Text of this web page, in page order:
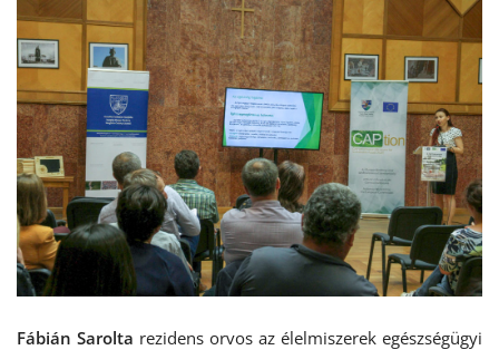
Fábián Sarolta rezidens orvos az élelmiszerek egészségügyi